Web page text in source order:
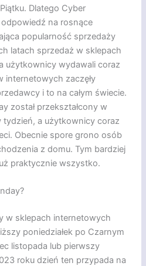
Dlatego Cyber
odpowiedź na rosnące
popularność sprzedaży
latach sprzedaż w sklepach
użytkownicy wydawali coraz
internetowych zaczęły
i to na całym świecie.
został przekształcony w
tydzień, a użytkownicy coraz
Obecnie spore grono osób
z domu. Tym bardziej
praktycznie wszystko.
w sklepach internetowych
poniedziałek po Czarnym
listopada lub pierwszy
roku dzień ten przypada na